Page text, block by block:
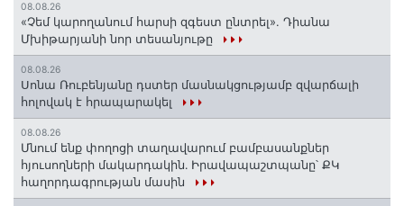
08.08.26
«Չեմ կարողանում հարսի զգեստ ընտրել». Դիանա
Մխիթարյանի նոր տեսանյութը
08.08.26
Սոնա Ռուբենյանը դստեր մասնակցությամբ զվարճալի
հոլովակ է հրապարակել
08.08.26
Մնում ենք փողոցի տաղավարում բամբասանքներ
հյուսողների մակարդակին․ Իրավապաշտպանը՝ ՔԿ
հաղորդագրության մասին